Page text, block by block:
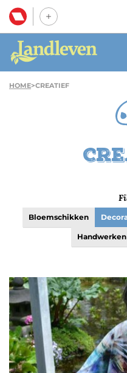
HOME>CREATIEF
Bloemschikken
Handwerken